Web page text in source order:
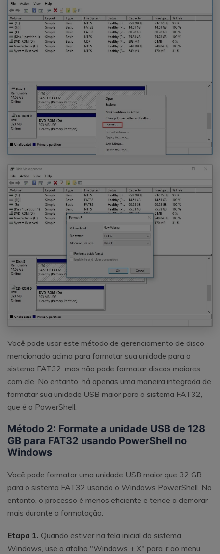
Você pode usar este método de gerenciamento de disco
mencionado acima para formatar sua unidade para o
sistema FAT32, mas não pode formatar discos maiores
com ele. No entanto, há apenas uma maneira integrada de
formatar sua unidade USB maior para o sistema FAT32,
que é o PowerShell.
Método 2: Formate a unidade USB de 128
GB para FAT32 usando PowerShell no
Windows
Você pode formatar uma unidade USB maior que 32 GB
para o sistema FAT32 usando o Windows PowerShell. No
entanto, o processo é menos eficiente e tende a demorar
mais durante a formatação.
Etapa 1. Quando estiver na tela inicial do sistema
Windows, use o atalho "Windows + X" para ir ao menu